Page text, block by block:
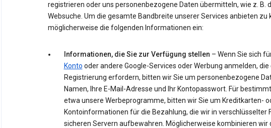
registrieren oder uns personenbezogene Daten übermitteln, wie z. B.
Websuche. Um die gesamte Bandbreite unserer Services anbieten zu
möglicherweise die folgenden Informationen ein:
Informationen, die Sie zur Verfügung stellen – Wenn Sie sich
Konto oder andere Google-Services oder Werbung anmelden, die
Registrierung erfordern, bitten wir Sie um personenbezogene
Namen, Ihre E-Mail-Adresse und Ihr Kontopasswort. Für
etwa unsere Werbeprogramme, bitten wir Sie um Kreditkarten-
Kontoinformationen für die Bezahlung, die wir in verschlüsselter
sicheren Servern aufbewahren. Möglicherweise kombinieren wir